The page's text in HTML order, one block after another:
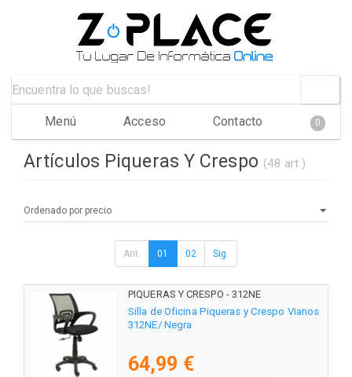
Menú Acceso Contacto 0
Artículos Piqueras Y Crespo (48 art.)
Ant. 01 02 Sig.
PIQUERAS Y CRESPO - 312NE
Silla de Oficina Piqueras y Crespo Vianos
312NE/ Negra
64,99 €